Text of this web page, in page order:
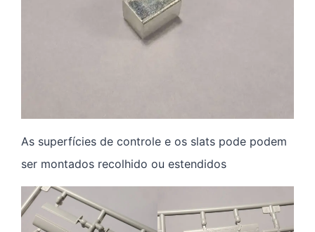
As superfícies de controle e os slats pode podem
ser montados recolhido ou estendidos